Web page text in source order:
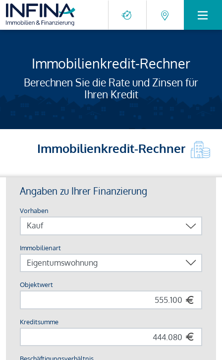
Immobilienkredit-Rechner
Berechnen Sie die Rate und Zinsen für
Ihren Kredit
Immobilienkredit-Rechner